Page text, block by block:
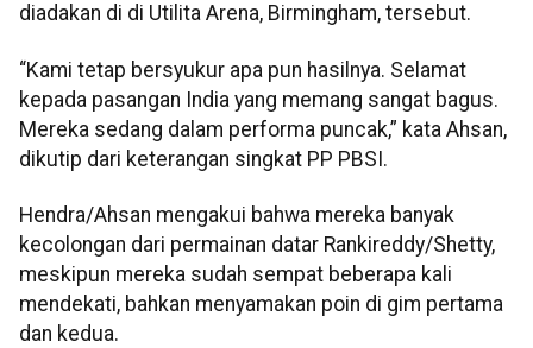
diadakan di di Utilita Arena, Birmingham, tersebut.
“Kami tetap bersyukur apa pun hasilnya. Selamat
kepada pasangan India yang memang sangat bagus.
Mereka sedang dalam performa puncak,” kata Ahsan,
dikutip dari keterangan singkat PP PBSI.
Hendra/Ahsan mengakui bahwa mereka banyak
kecolongan dari permainan datar Rankireddy/Shetty,
meskipun mereka sudah sempat beberapa kali
mendekati, bahkan menyamakan poin di gim pertama
dan kedua.